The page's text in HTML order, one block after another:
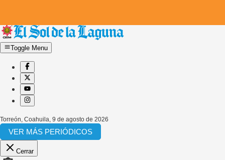
Toggle Menu
Torreón, Coahuila 9 de agosto de 2026
VER MÁS PERIÓDICOS
Cerrar